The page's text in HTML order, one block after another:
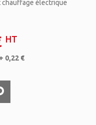
chauffage électrique
HT
+ 0,22 €